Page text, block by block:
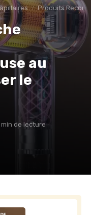
Produits
au
le
min de lecture